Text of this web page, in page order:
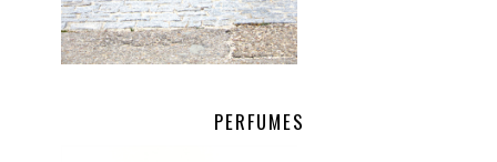
PERFUMES